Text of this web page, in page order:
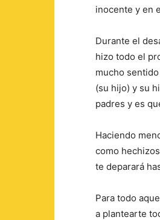
inocente y en
Durante el
hizo todo el
mucho
(su hijo) y su
padres y es
Haciendo
como
te deparará
Para todo
a plantearte